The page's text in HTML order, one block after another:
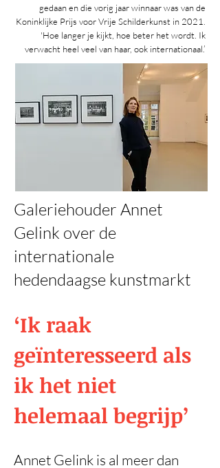
gedaan en die vorig jaar winnaar was van de
Koninklijke Prijs voor Vrije Schilderkunst in 2021.
'Hoe langer je kijkt, hoe beter het wordt. Ik
verwacht heel veel van haar, ook internationaal.’
Galeriehouder Annet
Gelink over de
internationale
hedendaagse kunstmarkt
‘Ik raak
geïnteresseerd als
ik het niet
helemaal begrijp’
Annet Gelink is al meer dan